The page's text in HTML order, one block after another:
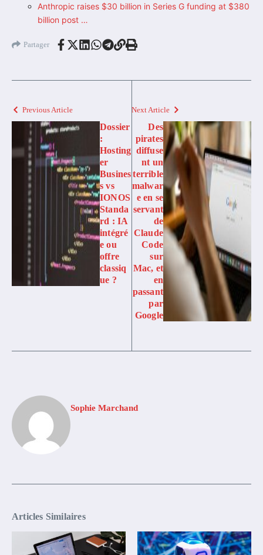
Anthropic raises $30 billion in Series G funding at $380
billion post …
Partager
Previous Article
Dossier
:
Hosting
er
Busines
s vs
IONOS
Standa
rd : IA
intégré
e ou
offre
classiq
ue ?
Next Article
Des
pirates
diffuse
nt un
terrible
malwar
e en se
servant
de
Claude
Code
sur
Mac, et
en
passant
par
Google
Sophie Marchand
Articles Similaires